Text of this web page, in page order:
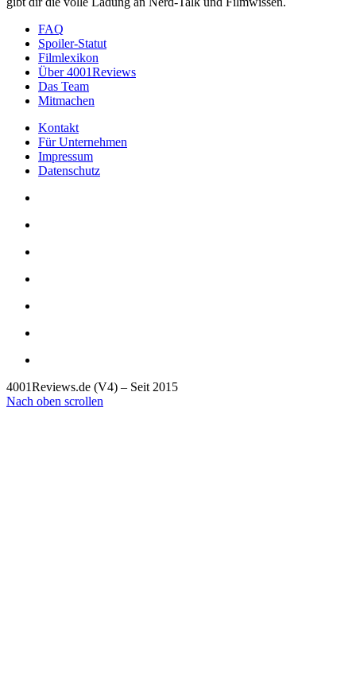
FAQ
Spoiler-Statut
Filmlexikon
Über 4001Reviews
Das Team
Mitmachen
Kontakt
Für Unternehmen
Impressum
Datenschutz
4001Reviews.de (V4) – Seit 2015
Nach oben scrollen